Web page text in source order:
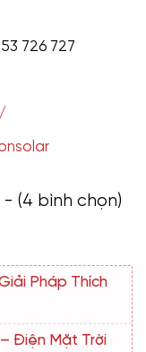
726 727
(4 bình chọn)
Pháp Thích
Điện Mặt Trời